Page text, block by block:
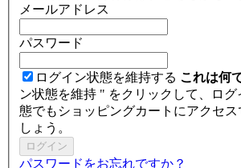
メールアドレス
パスワード
ログイン状態を維持する これは何
ン状態を維持 " をクリックして、ロ
態でもショッピングカートにアクセス
しょう。
ログイン
パスワードをお忘れですか？